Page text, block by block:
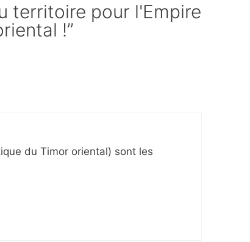
territoire pour l'Empire
!”
du Timor oriental) sont les